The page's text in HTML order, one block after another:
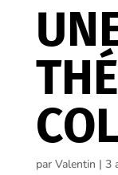
par Valentin | 3